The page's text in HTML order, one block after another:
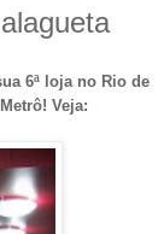
6ª loja no Rio de
Veja: